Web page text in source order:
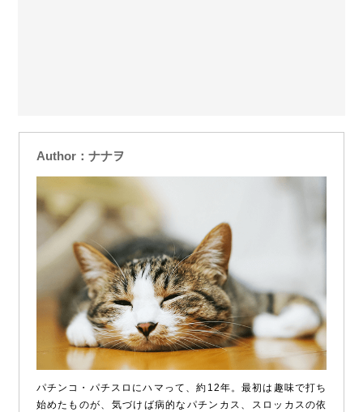
Author：ナナヲ
パチンコ・パチスロにハマって、約12年。最初は趣味で打ち
始めたものが、気づけば病的なパチンカス、スロッカスの依